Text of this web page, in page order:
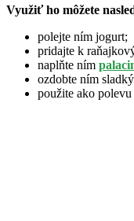
Využiť ho môžete
polejte ním jogurt;
pridajte k
naplňte ním
ozdobte ním
použite ako